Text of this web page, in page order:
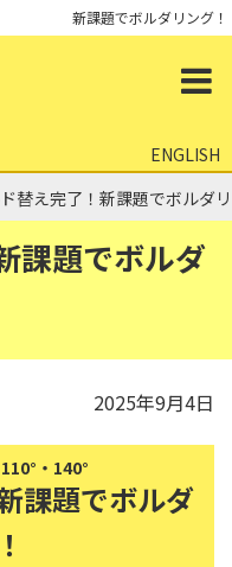
新課題でボルダリング！
ENGLISH
課題でボルダ
替え完了！新課題でボルダ
2025年9月4日
・140°
課題でボルダ